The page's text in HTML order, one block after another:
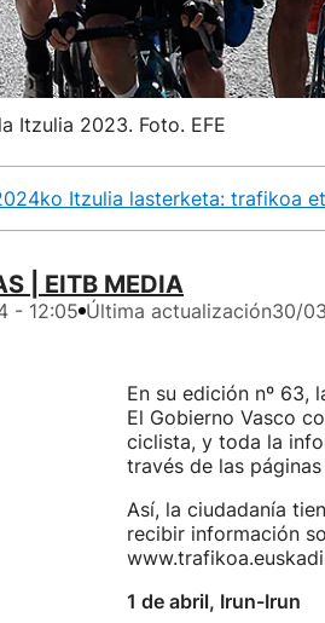
Itzulia 2023. Foto. EFE
Itzulia lasterketa: trafikoa
| EITB MEDIA
- 12:05 Última actualización30/
En su edición nº 63,
El Gobierno Vasco
ciclista, y toda la
través de las
Así, la ciudadanía
recibir información
1 de abril, Irun-Irun